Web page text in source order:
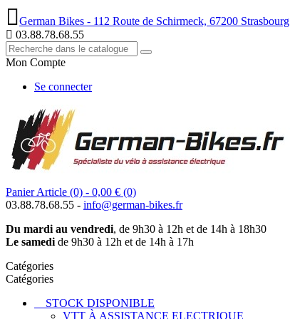
German Bikes - 112 Route de Schirmeck, 67200 Strasbourg
03.88.78.68.55
Mon Compte
Se connecter
Panier Article (0) - 0,00 € (0)
03.88.78.68.55 - info@german-bikes.fr
Du mardi au vendredi, de 9h30 à 12h et de 14h à 18h30
Le samedi de 9h30 à 12h et de 14h à 17h
Catégories
Catégories
STOCK DISPONIBLE
VTT À ASSISTANCE ELECTRIQUE